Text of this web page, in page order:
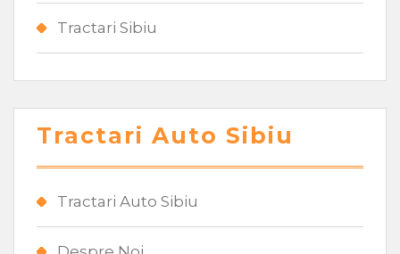
Tractari Sibiu
Tractari Auto Sibiu
Tractari Auto Sibiu